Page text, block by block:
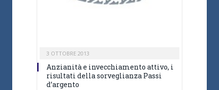
3 OTTOBRE 2013
Anzianità e invecchiamento attivo, i
risultati della sorveglianza Passi
d’argento